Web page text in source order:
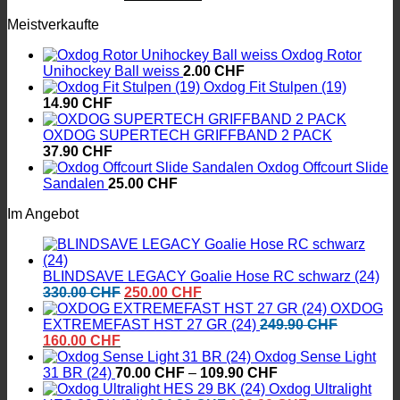
Meistverkaufte
Oxdog Rotor
Unihockey Ball weiss 2.00 CHF
Oxdog Fit Stulpen (19)
14.90 CHF
OXDOG SUPERTECH GRIFFBAND 2 PACK
37.90 CHF
Oxdog Offcourt Slide
Sandalen 25.00 CHF
Im Angebot
BLINDSAVE LEGACY Goalie Hose RC schwarz (24)
330.00CHF Ursprünglicher
Preis
war:
250.00 CHFAktueller
Preis
ist:
OXDOG
EXTREMEFAST HST 27 GR (24) 249.90CHF
Ursprünglicher
Preis
war:
249.90 CHF
160.00 CHFAktueller
Preis
ist:
160.00 CHF.
Oxdog Sense Light
31 BR (24) 70.00 CHF – 109.90 CHFPreisspanne:
70.00 CHF
Oxdog Ultralight